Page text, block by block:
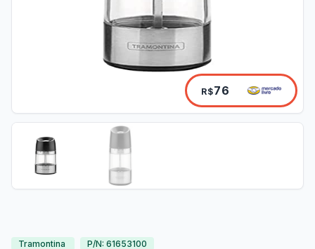
R$76
Tramontina P/N: 61653100